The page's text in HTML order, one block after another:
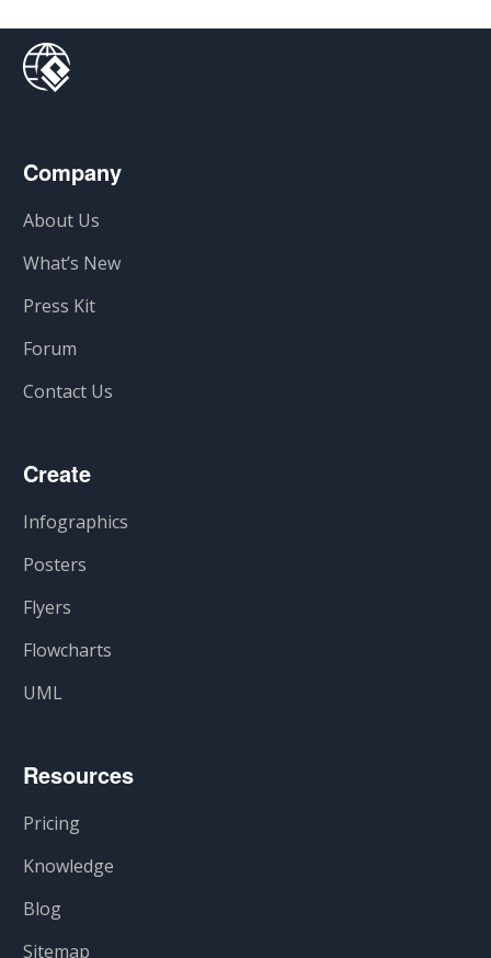
Company
About Us
What’s New
Press Kit
Forum
Contact Us
Create
Infographics
Posters
Flyers
Flowcharts
UML
Resources
Pricing
Knowledge
Blog
Sitemap